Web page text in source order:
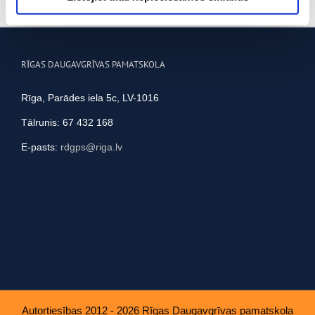
viņiem sniedzat vai ko viņi apkopo, kad lietojat viņu
RĪGAS DAUGAVGRĪVAS PAMATSKOLA
Rīga, Parādes iela 5c, LV-1016
Tālrunis: 67 432 168
E-pasts: rdgps@riga.lv
Autortiesības 2012 - 2026 Rīgas Daugavgrīvas pamatskola